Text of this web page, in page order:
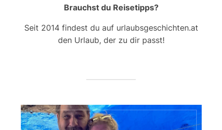
Brauchst du Reisetipps?
Seit 2014 findest du auf urlaubsgeschichten.at
den Urlaub, der zu dir passt!